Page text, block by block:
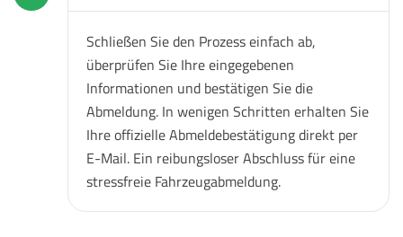
Schließen Sie den Prozess einfach ab,
überprüfen Sie Ihre eingegebenen
Informationen und bestätigen Sie die
Abmeldung. In wenigen Schritten erhalten Sie
Ihre offizielle Abmeldebestätigung direkt per
E-Mail. Ein reibungsloser Abschluss für eine
stressfreie Fahrzeugabmeldung.